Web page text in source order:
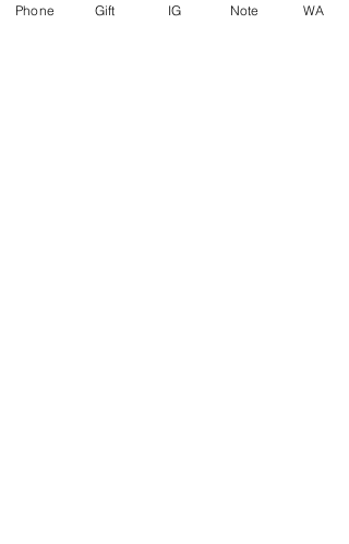
Phone Gift IG Note WA